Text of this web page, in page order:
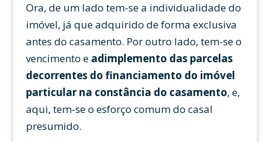
Ora, de um lado tem-se a individualidade do
imóvel, já que adquirido de forma exclusiva
antes do casamento. Por outro lado, tem-se o
vencimento e adimplemento das parcelas
decorrentes do financiamento do imóvel
particular na constância do casamento, e,
aqui, tem-se o esforço comum do casal
presumido.